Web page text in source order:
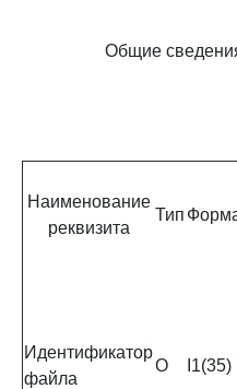
Общие
Наименование
реквизита
Тип
Идентификатор
файла
О I1(35)